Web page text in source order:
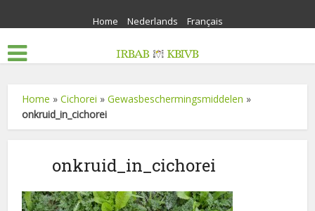
Home Nederlands Français
Home »Cichorei »Gewasbeschermingsmiddelen »
onkruid_in_cichorei
onkruid_in_cichorei